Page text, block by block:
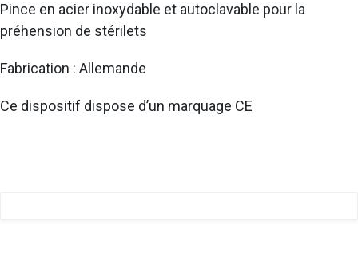
Pince en acier inoxydable et autoclavable pour la
préhension de stérilets
Fabrication : Allemande
Ce dispositif dispose d’un marquage CE